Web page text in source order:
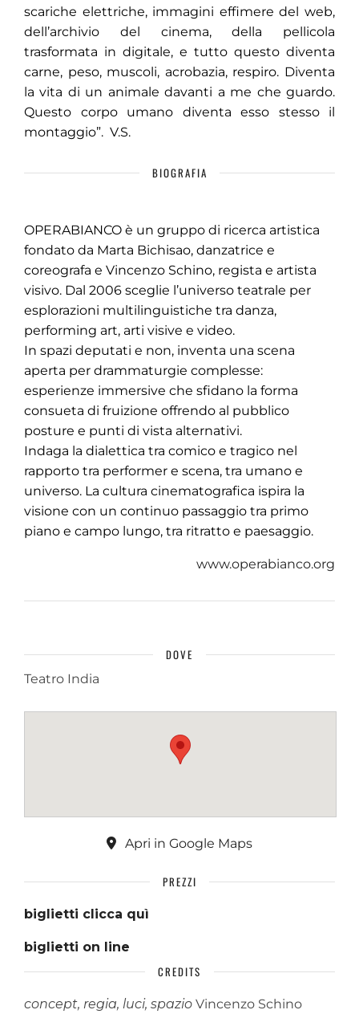
scariche elettriche, immagini effimere del web,
dell’archivio del cinema, della pellicola
trasformata in digitale, e tutto questo diventa
carne, peso, muscoli, acrobazia, respiro. Diventa
la vita di un animale davanti a me che guardo.
Questo corpo umano diventa esso stesso il
montaggio”. V.S.
BIOGRAFIA
OPERABIANCO è un gruppo di ricerca artistica
fondato da Marta Bichisao, danzatrice e
coreografa e Vincenzo Schino, regista e artista
visivo. Dal 2006 sceglie l’universo teatrale per
esplorazioni multilinguistiche tra danza,
performing art, arti visive e video.
In spazi deputati e non, inventa una scena
aperta per drammaturgie complesse:
esperienze immersive che sfidano la forma
consueta di fruizione offrendo al pubblico
posture e punti di vista alternativi.
Indaga la dialettica tra comico e tragico nel
rapporto tra performer e scena, tra umano e
universo. La cultura cinematografica ispira la
visione con un continuo passaggio tra primo
piano e campo lungo, tra ritratto e paesaggio.
www.operabianco.org
DOVE
Teatro India
Apri in Google Maps
PREZZI
biglietti clicca quì
biglietti on line
CREDITS
concept, regia, luci, spazio Vincenzo Schino